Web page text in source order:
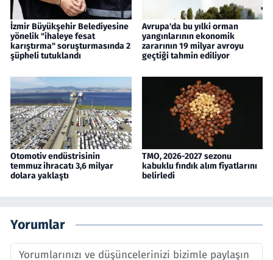
İzmir Büyükşehir Belediyesine
yönelik "ihaleye fesat
karıştırma" soruşturmasında 2
şüpheli tutuklandı
Avrupa'da bu yılki orman
yangınlarının ekonomik
zararının 19 milyar avroyu
geçtiği tahmin ediliyor
Otomotiv endüstrisinin
temmuz ihracatı 3,6 milyar
dolara yaklaştı
TMO, 2026-2027 sezonu
kabuklu fındık alım fiyatlarını
belirledi
Yorumlar